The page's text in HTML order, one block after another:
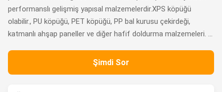
performanslı gelişmiş yapısal malzemelerdir.XPS köpüğü
olabilir., PU köpüğü, PET köpüğü, PP bal kurusu çekirdeği,
katmanlı ahşap paneller ve diğer hafif doldurma malzemeleri. ...
Şimdi Sor